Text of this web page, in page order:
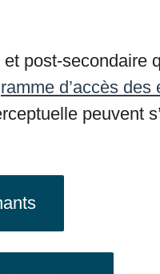
post-secondaire
d’accès des
peuvent